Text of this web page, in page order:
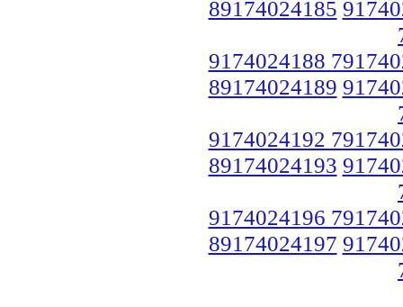
89174024185
9174024188
89174024189
9174024192
89174024193
9174024196
89174024197